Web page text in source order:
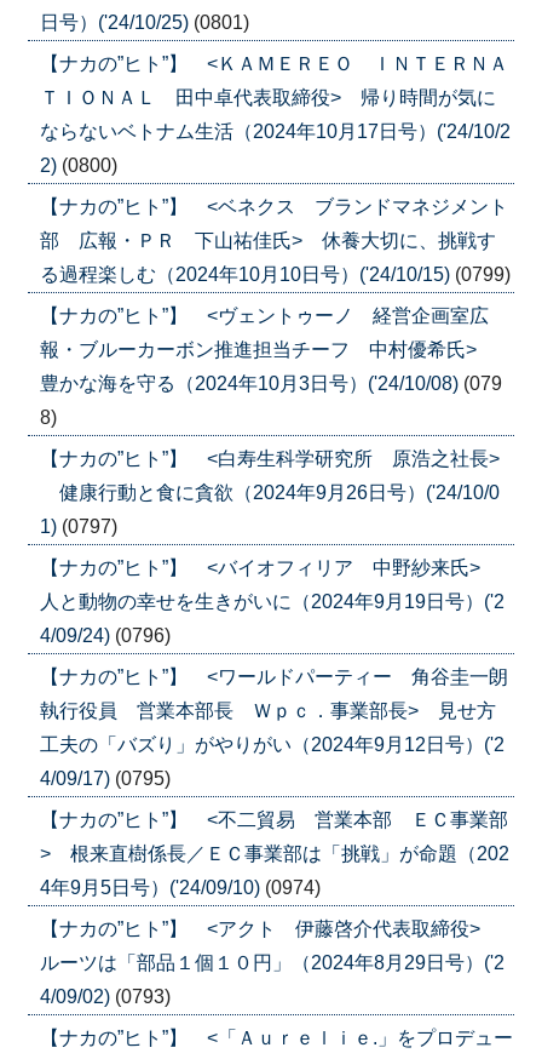
日号）('24/10/25) (0801)
【ナカの”ヒト”】 <ＫＡＭＥＲＥＯ ＩＮＴＥＲＮＡ
ＴＩＯＮＡＬ 田中卓代表取締役> 帰り時間が気に
ならないベトナム生活（2024年10月17日号）('24/10/2
2) (0800)
【ナカの”ヒト”】 <ベネクス ブランドマネジメント
部 広報・ＰＲ 下山祐佳氏> 休養大切に、挑戦す
る過程楽しむ（2024年10月10日号）('24/10/15) (0799)
【ナカの”ヒト”】 <ヴェントゥーノ 経営企画室広
報・ブルーカーボン推進担当チーフ 中村優希氏>
豊かな海を守る（2024年10月3日号）('24/10/08) (079
8)
【ナカの”ヒト”】 <白寿生科学研究所 原浩之社長>
健康行動と食に貪欲（2024年9月26日号）('24/10/0
1) (0797)
【ナカの”ヒト”】 <バイオフィリア 中野紗来氏>
人と動物の幸せを生きがいに（2024年9月19日号）('2
4/09/24) (0796)
【ナカの”ヒト”】 <ワールドパーティー 角谷圭一朗
執行役員 営業本部長 Ｗｐｃ．事業部長> 見せ方
工夫の「バズり」がやりがい（2024年9月12日号）('2
4/09/17) (0795)
【ナカの”ヒト”】 <不二貿易 営業本部 ＥＣ事業部
> 根来直樹係長／ＥＣ事業部は「挑戦」が命題（202
4年9月5日号）('24/09/10) (0974)
【ナカの”ヒト”】 <アクト 伊藤啓介代表取締役>
ルーツは「部品１個１０円」（2024年8月29日号）('2
4/09/02) (0793)
【ナカの”ヒト”】 <「Ａｕｒｅｌｉｅ.」をプロデュー